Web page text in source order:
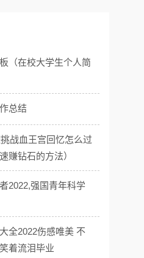
（在校大学生个人简
总结
战血王宫回忆怎么过
赚钻石的方法）
2022,强国青年科学
全2022伤感唯美 不
着流泪毕业